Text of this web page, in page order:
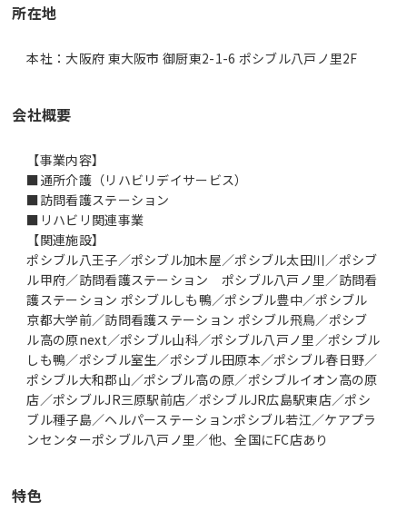
所在地
本社：大阪府 東大阪市 御厨東2-1-6 ポシブル八戸ノ里2F
会社概要
【事業内容】
■通所介護（リハビリデイサービス）
■訪問看護ステーション
■リハビリ関連事業
【関連施設】
ポシブル八王子／ポシブル加木屋／ポシブル太田川／ポシブ
ル甲府／訪問看護ステーション ポシブル八戸ノ里／訪問看
護ステーション ポシブルしも鴨／ポシブル豊中／ポシブル
京都大学前／訪問看護ステーション ポシブル飛鳥／ポシブ
ル高の原next／ポシブル山科／ポシブル八戸ノ里／ポシブル
しも鴨／ポシブル室生／ポシブル田原本／ポシブル春日野／
ポシブル大和郡山／ポシブル高の原／ポシブルイオン高の原
店／ポシブルJR三原駅前店／ポシブルJR広島駅東店／ポシ
ブル種子島／ヘルパーステーションポシブル若江／ケアプラ
ンセンターポシブル八戸ノ里／他、全国にFC店あり
特色